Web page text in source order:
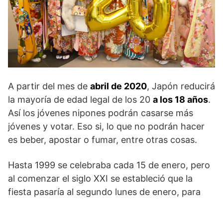
A partir del mes de abril de 2020, Japón reducirá
la mayoría de edad legal de los 20 a los 18 años.
Así los jóvenes nipones podrán casarse más
jóvenes y votar. Eso si, lo que no podrán hacer
es beber, apostar o fumar, entre otras cosas.
Hasta 1999 se celebraba cada 15 de enero, pero
al comenzar el siglo XXI se estableció que la
fiesta pasaría al segundo lunes de enero, para